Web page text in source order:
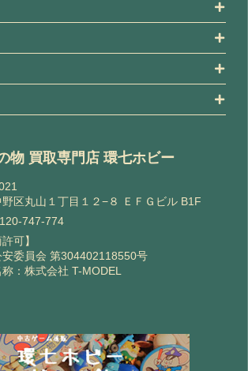
物 買取専門店 環七ホビー
区丸山１丁目１２−８ ＥＦＧビル B1F
747-774
可】
委員会 第304402118550号
：株式会社 T-MODEL